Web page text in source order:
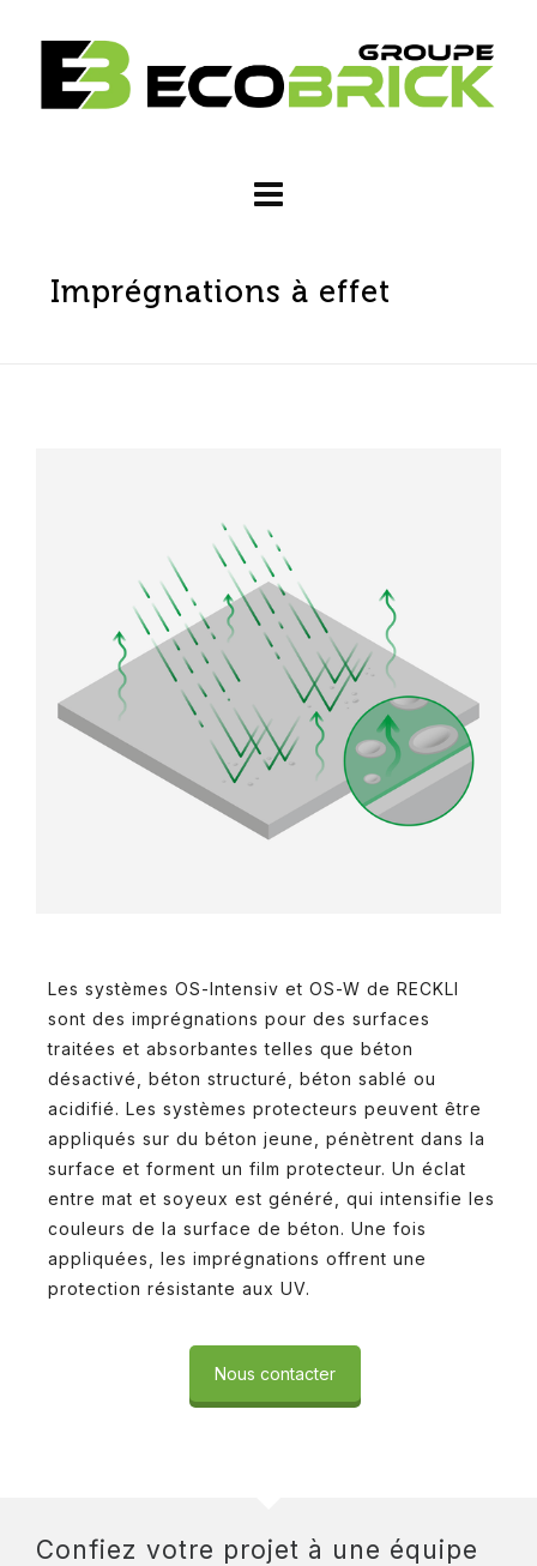
Imprégnations à effet
Les systèmes OS-Intensiv et OS-W de RECKLI
sont des imprégnations pour des surfaces
traitées et absorbantes telles que béton
désactivé, béton structuré, béton sablé ou
acidifié. Les systèmes protecteurs peuvent être
appliqués sur du béton jeune, pénètrent dans la
surface et forment un film protecteur. Un éclat
entre mat et soyeux est généré, qui intensifie les
couleurs de la surface de béton. Une fois
appliquées, les imprégnations offrent une
protection résistante aux UV.
Nous contacter
Confiez votre projet à une équipe